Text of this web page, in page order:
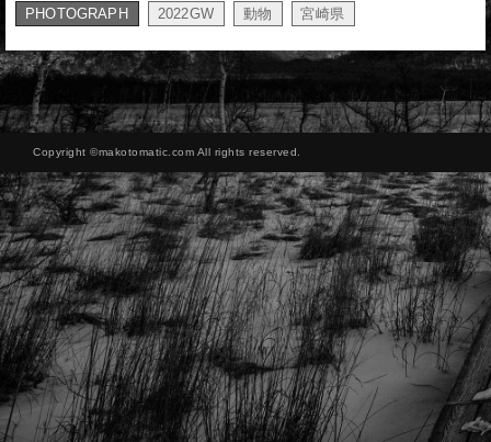
PHOTOGRAPH 2022GW 動物 宮崎県
Copyright ©makotomatic.com All rights reserved.